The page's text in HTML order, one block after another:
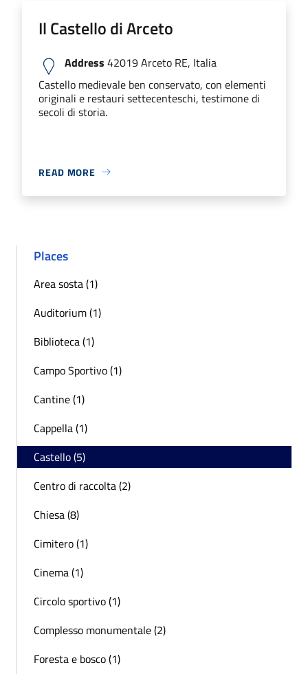
Il Castello di Arceto
Address 42019 Arceto RE, Italia
Castello medievale ben conservato, con elementi
originali e restauri settecenteschi, testimone di
secoli di storia.
READ MORE
Places
Area sosta (1)
Auditorium (1)
Biblioteca (1)
Campo Sportivo (1)
Cantine (1)
Cappella (1)
Castello (5)
Centro di raccolta (2)
Chiesa (8)
Cimitero (1)
Cinema (1)
Circolo sportivo (1)
Complesso monumentale (2)
Foresta e bosco (1)